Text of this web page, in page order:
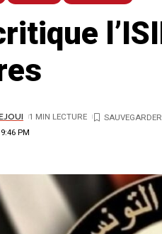
PM
1 MIN LECTURE